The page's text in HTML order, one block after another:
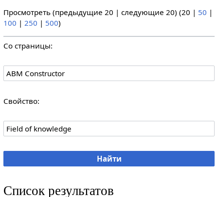
Просмотреть (предыдущие 20 | следующие 20) (20 | 50 |
100 | 250 | 500)
Со страницы:
Свойство:
Список результатов